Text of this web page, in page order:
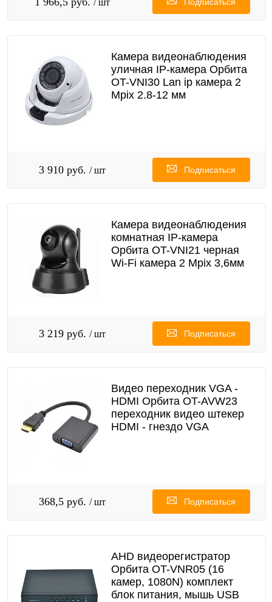
Камера видеонаблюдения
уличная IP-камера Орбита
OT-VNI30 Lan ip камера 2
Mpix 2.8-12 мм
3 910 руб. / шт Подписаться
Камера видеонаблюдения
комнатная IP-камера
Орбита OT-VNI21 черная
Wi-Fi камера 2 Mpix 3,6мм
3 219 руб. / шт Подписаться
Видео переходник VGA -
HDMI Орбита OT-AVW23
переходник видео штекер
HDMI - гнездо VGA
368,5 руб. / шт Подписаться
AHD видеорегистратор
Орбита OT-VNR05 (16
камер, 1080N) комплект
блок питания, мышь USB